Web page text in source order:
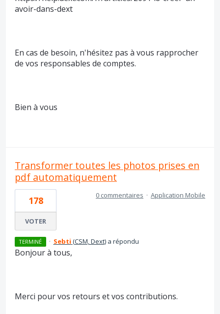
avoir-dans-dext
En cas de besoin, n'hésitez pas à vous rapprocher
de vos responsables de comptes.
Bien à vous
Transformer toutes les photos prises en
pdf automatiquement
178
VOTER
0 commentaires · Application Mobile
TERMINÉ · Sebti (CSM, Dext)a répondu
Bonjour à tous,
Merci pour vos retours et vos contributions.